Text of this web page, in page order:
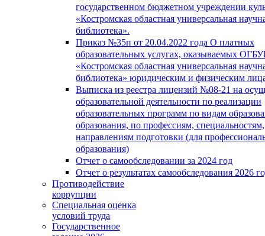
государственном бюджетном учреждении
«Костромская областная универсальная
библиотека».
Приказ №35п от 20.04.2022 года О платных
образовательных услугах, оказываемых
«Костромская областная универсальная
библиотека» юридическим и физическим
Выписка из реестра лицензий №08-21 на
образовательной деятельности по реализации
образовательных программ по видам
образования, по профессиям, специальностям,
направлениям подготовки (для
образования)
Отчет о самообследовании за 2024 год
Отчет о результатах самообследования 2026
Противодействие
коррупции
Специальная оценка
условий труда
Государственное